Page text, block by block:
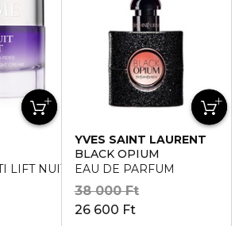
LIFT NUIT Éjszakai arckrém
YVES SAINT LAURENT
BLACK OPIUM
EAU DE PARFUM
26 600 Ft
38 000 Ft